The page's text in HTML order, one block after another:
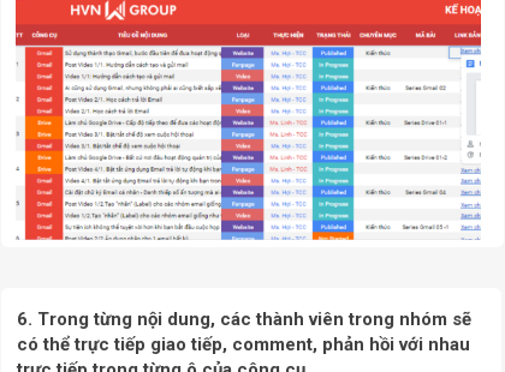
6. Trong từng nội dung, các thành viên trong nhóm sẽ
có thể trực tiếp giao tiếp, comment, phản hồi với nhau